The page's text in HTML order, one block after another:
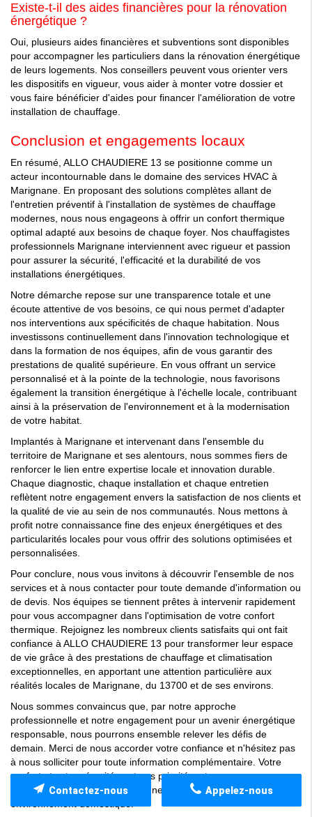
Existe-t-il des aides financières pour la rénovation
énergétique ?
Oui, plusieurs aides financières et subventions sont disponibles
pour accompagner les particuliers dans la rénovation énergétique
de leurs logements. Nos conseillers peuvent vous orienter vers
les dispositifs en vigueur, vous aider à monter votre dossier et
vous faire bénéficier d'aides pour financer l'amélioration de votre
installation de chauffage.
Conclusion et engagements locaux
En résumé, ALLO CHAUDIERE 13 se positionne comme un
acteur incontournable dans le domaine des services HVAC à
Marignane. En proposant des solutions complètes allant de
l'entretien préventif à l'installation de systèmes de chauffage
modernes, nous nous engageons à offrir un confort thermique
optimal adapté aux besoins de chaque foyer. Nos chauffagistes
professionnels Marignane interviennent avec rigueur et passion
pour assurer la sécurité, l'efficacité et la durabilité de vos
installations énergétiques.
Notre démarche repose sur une transparence totale et une
écoute attentive de vos besoins, ce qui nous permet d'adapter
nos interventions aux spécificités de chaque habitation. Nous
investissons continuellement dans l'innovation technologique et
dans la formation de nos équipes, afin de vous garantir des
prestations de qualité supérieure. En vous offrant un service
personnalisé et à la pointe de la technologie, nous favorisons
également la transition énergétique à l'échelle locale, contribuant
ainsi à la préservation de l'environnement et à la modernisation
de votre habitat.
Implantés à Marignane et intervenant dans l'ensemble du
territoire de Marignane et ses alentours, nous sommes fiers de
renforcer le lien entre expertise locale et innovation durable.
Chaque diagnostic, chaque installation et chaque entretien
reflètent notre engagement envers la satisfaction de nos clients et
la qualité de vie au sein de nos communautés. Nous mettons à
profit notre connaissance fine des enjeux énergétiques et des
particularités locales pour vous offrir des solutions optimisées et
personnalisées.
Pour conclure, nous vous invitons à découvrir l'ensemble de nos
services et à nous contacter pour toute demande d'information ou
de devis. Nos équipes se tiennent prêtes à intervenir rapidement
pour vous accompagner dans l'optimisation de votre confort
thermique. Rejoignez les nombreux clients satisfaits qui ont fait
confiance à ALLO CHAUDIERE 13 pour transformer leur espace
de vie grâce à des prestations de chauffage et climatisation
exceptionnelles, en apportant une attention particulière aux
réalités locales de Marignane, du 13700 et de ses environs.
Nous sommes convaincus que, par notre approche
professionnelle et notre engagement pour un avenir énergétique
responsable, nous pourrons ensemble relever les défis de
demain. Merci de nous accorder votre confiance et n'hésitez pas
à nous solliciter pour toute information complémentaire. Votre
confort et votre sécurité sont nos priorités, et nous serons
toujours là pour vous accompagner dans l'optimisation de votre
environnement domestique.
Appelez-nous
Contactez-nous